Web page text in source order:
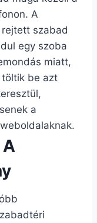
A
szabad
egy szoba
miatt,
be azt
a